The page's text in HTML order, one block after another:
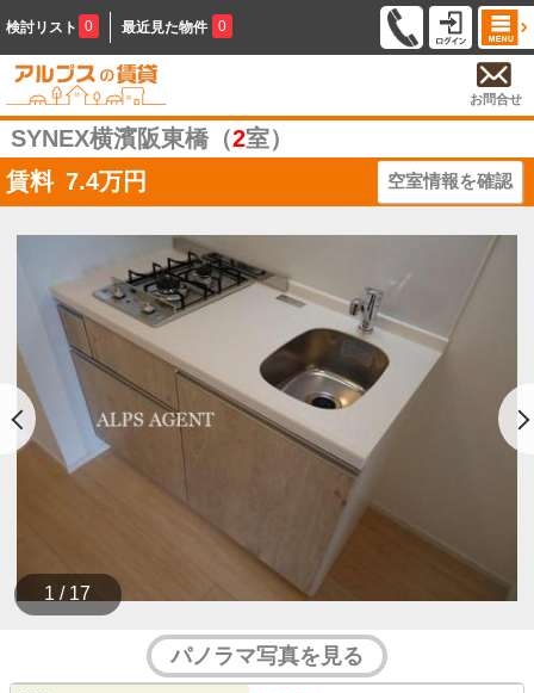
検討リスト 0 最近見た物件 0
お問合せ
SYNEX横濱阪東橋（2室）
賃料 7.4万円 空室情報を確認
1 / 17
パノラマ写真を見る